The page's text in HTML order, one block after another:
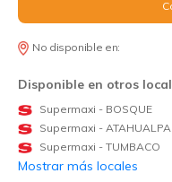
No disponible en:
Disponible en otros
Supermaxi - BOSQUE
Supermaxi - ATAHUALPA
Supermaxi - TUMBACO
Mostrar más locales